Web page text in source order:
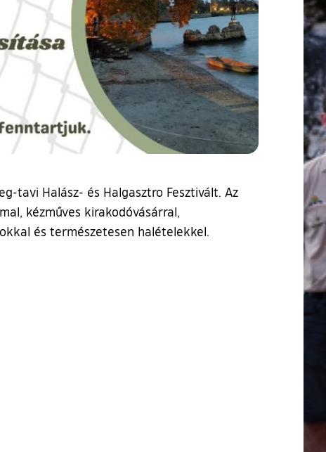
tavi Halász- és Halgasztro Fesztivált. Az
kézműves kirakodóvásárral,
és természetesen halételekkel.